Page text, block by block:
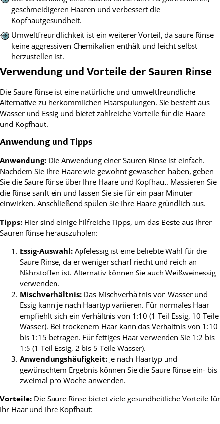
geschmeidigeren Haaren und verbessert die
Kopfhautgesundheit.
Umweltfreundlichkeit ist ein weiterer Vorteil, da saure Rinse
keine aggressiven Chemikalien enthält und leicht selbst
herzustellen ist.
Verwendung und Vorteile der Sauren Rinse
Die Saure Rinse ist eine natürliche und umweltfreundliche
Alternative zu herkömmlichen Haarspülungen. Sie besteht aus
Wasser und Essig und bietet zahlreiche Vorteile für die Haare
und Kopfhaut.
Anwendung und Tipps
Anwendung: Die Anwendung einer Sauren Rinse ist einfach.
Nachdem Sie Ihre Haare wie gewohnt gewaschen haben, geben
Sie die Saure Rinse über Ihre Haare und Kopfhaut. Massieren Sie
die Rinse sanft ein und lassen Sie sie für ein paar Minuten
einwirken. Anschließend spülen Sie Ihre Haare gründlich aus.
Tipps: Hier sind einige hilfreiche Tipps, um das Beste aus Ihrer
Sauren Rinse herauszuholen:
Essig-Auswahl: Apfelessig ist eine beliebte Wahl für die
Saure Rinse, da er weniger scharf riecht und reich an
Nährstoffen ist. Alternativ können Sie auch Weißweinessig
verwenden.
Mischverhältnis: Das Mischverhältnis von Wasser und
Essig kann je nach Haartyp variieren. Für normales Haar
empfiehlt sich ein Verhältnis von 1:10 (1 Teil Essig, 10 Teile
Wasser). Bei trockenem Haar kann das Verhältnis von 1:10
bis 1:15 betragen. Für fettiges Haar verwenden Sie 1:2 bis
1:5 (1 Teil Essig, 2 bis 5 Teile Wasser).
Anwendungshäufigkeit: Je nach Haartyp und
gewünschtem Ergebnis können Sie die Saure Rinse ein- bis
zweimal pro Woche anwenden.
Vorteile: Die Saure Rinse bietet viele gesundheitliche Vorteile für
Ihr Haar und Ihre Kopfhaut: